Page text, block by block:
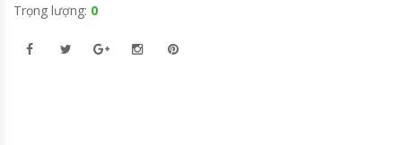
Trọng lượng: 0